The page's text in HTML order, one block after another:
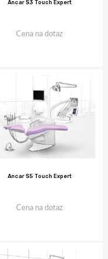
Ancar S3 Touch Expert
Cena na dotaz
Ancar S5 Touch Expert
Cena na dotaz